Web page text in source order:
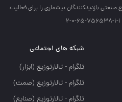
بازديدكنندگان بيشماري را براي فعاليت
شبکه های اجتماعی
تلگرام - تالارتوزيع (ابزار)
تلگرام - تالارتوزيع (صمت)
تلگرام - تالارتوزيع (صنايع)